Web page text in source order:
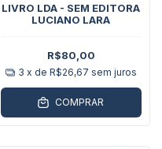
LIVRO LDA - SEM EDITORA
LUCIANO LARA
R$80,00
3 x de R$26,67 sem juros
COMPRAR